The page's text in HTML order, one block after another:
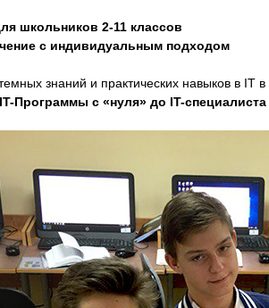
школьников 2-11 классов
с индивидуальным подходом
знаний и практических навыков в
Программы с «нуля» до IT-специалиста